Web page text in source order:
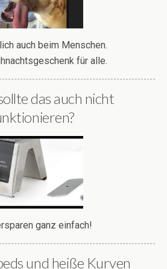
auch beim Menschen.
für alle.
das auch nicht
ganz einfach!
und heiße Kurven